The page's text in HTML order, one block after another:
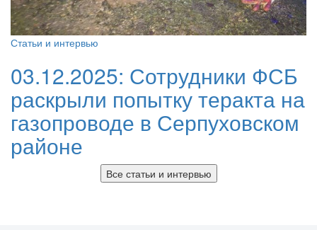
Статьи и интервью
03.12.2025: Сотрудники ФСБ
раскрыли попытку теракта на
газопроводе в Серпуховском
районе
Все статьи и интервью